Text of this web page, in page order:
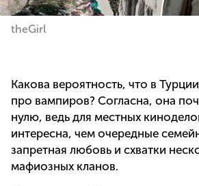
theGirl
Какова вероятность, что в
про вампиров? Согласна, она
нулю, ведь для местных
интересна, чем очередные
запретная любовь и схватки
мафиозных кланов.